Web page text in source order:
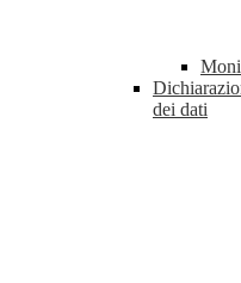
dei dati